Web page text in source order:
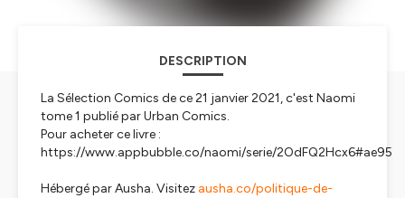
DESCRIPTION
La Sélection Comics de ce 21 janvier 2021, c'est Naomi
tome 1 publié par Urban Comics.
Pour acheter ce livre :
https://www.appbubble.co/naomi/serie/2OdFQ2Hcx6#ae95
Hébergé par Ausha. Visitez ausha.co/politique-de-